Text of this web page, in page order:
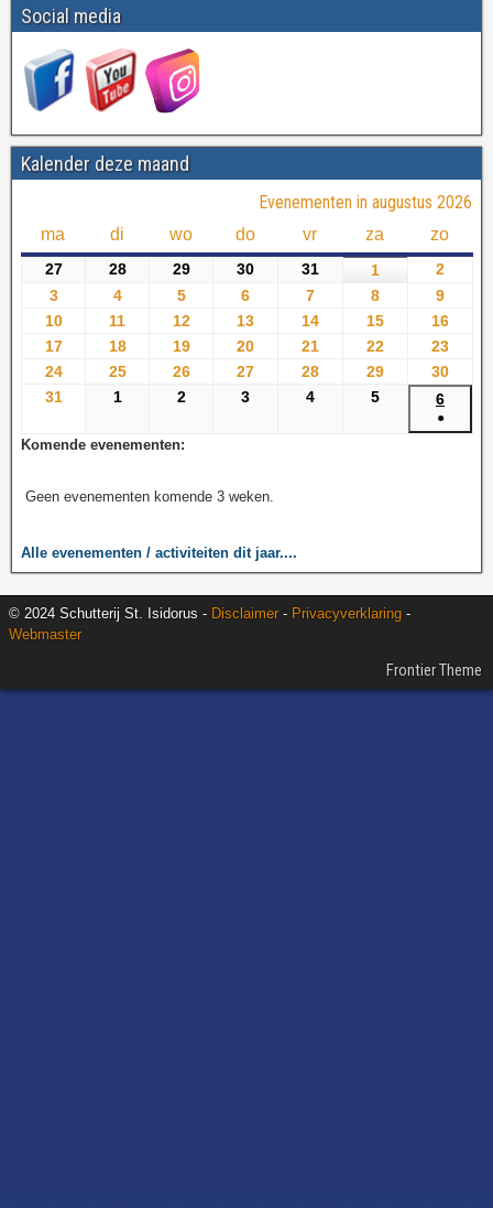
Social media
Kalender deze maand
Evenementen in augustus 2026
ma di wo do vr za zo
27 28 29 30 31 1
2
3
4 5 6 7 8
9
10
11 12 13 14 15
16
17
18 19 20 21 22
23
24
25 26 27 28 29
30
31
1 2 3 4 5 6
●
Komende evenementen:
Geen evenementen komende 3 weken.
Alle evenementen / activiteiten dit jaar....
© 2024 Schutterij St. Isidorus - Disclaimer - Privacyverklaring -
Webmaster
Frontier Theme